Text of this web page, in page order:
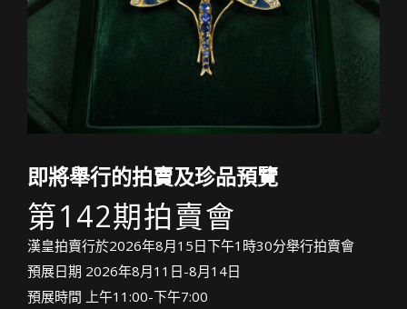
即將舉行的拍賣及珍品預覽
第142期拍賣會
漢皇拍賣行於2026年8月15日下午1時30分舉行拍賣會
預展日期 2026年8月11日-8月14日
預展時間 上午11:00-下午7:00